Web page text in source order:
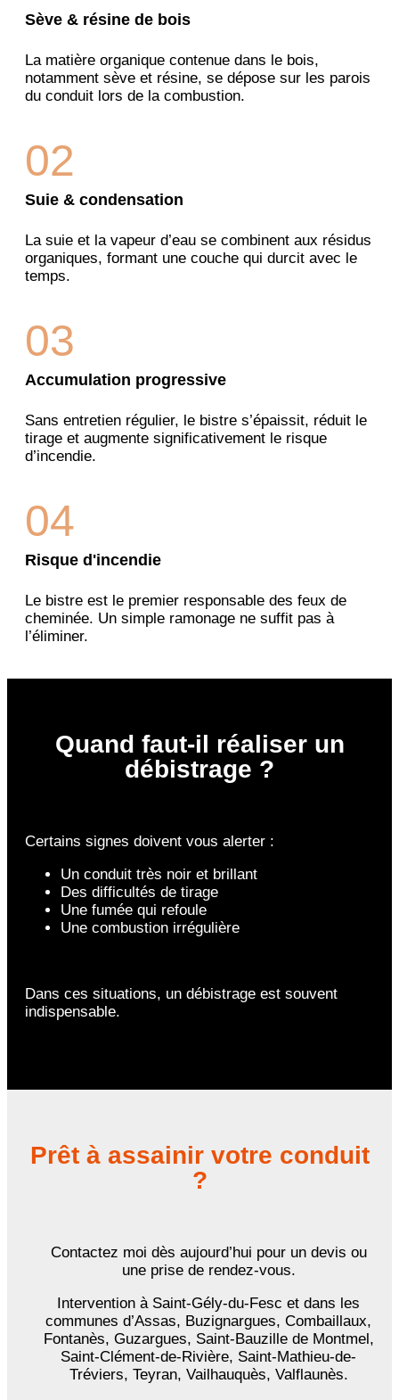
Sève & résine de bois
La matière organique contenue dans le bois,
notamment sève et résine, se dépose sur les parois
du conduit lors de la combustion.
02
Suie & condensation
La suie et la vapeur d’eau se combinent aux résidus
organiques, formant une couche qui durcit avec le
temps.
03
Accumulation progressive
Sans entretien régulier, le bistre s’épaissit, réduit le
tirage et augmente significativement le risque
d’incendie.
04
Risque d'incendie
Le bistre est le premier responsable des feux de
cheminée. Un simple ramonage ne suffit pas à
l’éliminer.
Quand faut-il réaliser un
débistrage ?
Certains signes doivent vous alerter :
Un conduit très noir et brillant
Des difficultés de tirage
Une fumée qui refoule
Une combustion irrégulière
Dans ces situations, un débistrage est souvent
indispensable.
Prêt à assainir votre conduit
?
Contactez moi dès aujourd’hui pour un devis ou
une prise de rendez-vous.
Intervention à Saint-Gély-du-Fesc et dans les
communes d’Assas, Buzignargues, Combaillaux,
Fontanès, Guzargues, Saint-Bauzille de Montmel,
Saint-Clément-de-Rivière, Saint-Mathieu-de-
Tréviers, Teyran, Vailhauquès, Valflaunès.